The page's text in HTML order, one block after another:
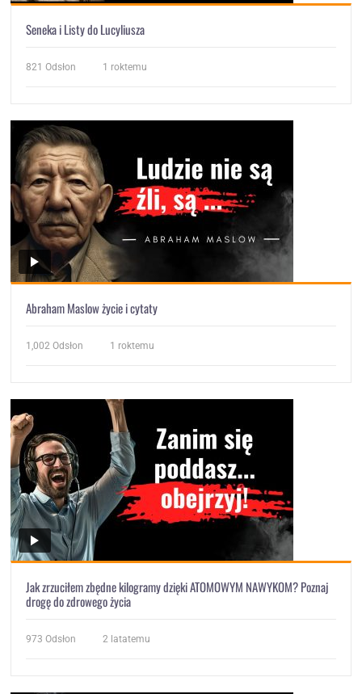
Seneka i Listy do Lucyliusza
821 Odsłon 1 roktemu
Abraham Maslow życie i cytaty
1,002 Odsłon 1 roktemu
Jak zrzuciłem zbędne kilogramy dzięki ATOMOWYM NAWYKOM? Poznaj
drogę do zdrowego życia
973 Odsłon 2 latatemu